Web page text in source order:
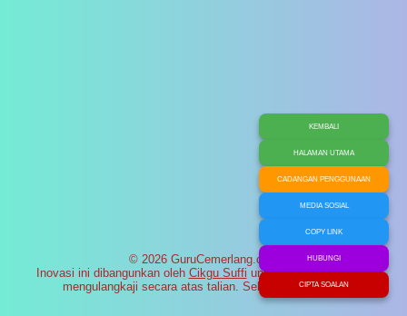
© 2026 GuruCemerlang.com
Inovasi ini dibangunkan oleh Cikgu Suffi untuk membantu murid
mengulangkaji secara atas talian. Selamat maju jaya!
KEMBALI
HALAMAN UTAMA
CADANGAN PENGGUNAAN
MEDIA SOSIAL
COPY LINK
HUBUNGI
CIPTA SOALAN